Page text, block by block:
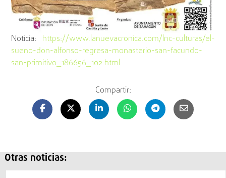
Noticia: https://www.lanuevacronica.com/lnc-culturas/el-
sueno-don-alfonso-regresa-monasterio-san-facundo-
san-primitivo_186656_102.html
Compartir:
Otras noticias: